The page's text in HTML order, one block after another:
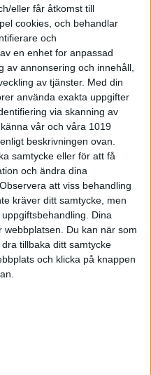
eller får åtkomst till
cookies, och behandlar
och
en enhet for anpassad
av annonsering och innehåll,
av tjänster. Med din
använda exakta uppgifter
via skanning av
vår och våra 1019
beskrivningen ovan.
samtycke eller för att få
och ändra dina
Observera att viss behandling
kräver ditt samtycke, men
Dina
Du kan när som
tillbaka ditt samtycke
och klicka på knappen
damernas